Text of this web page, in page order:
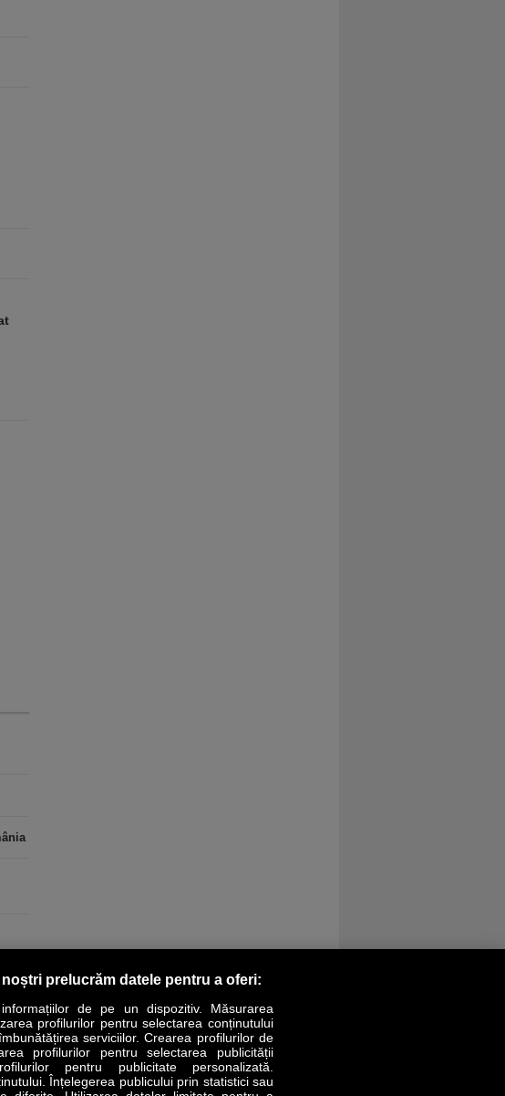
THE CEO LIFESTYLE SPECIAL OPINII
prelucrăm datele pentru a oferi:
de pe un dispozitiv. Măsurarea
profilurilor pentru selectarea conținutului
serviciilor. Crearea profilurilor de
profilurilor pentru selectarea publicității
pentru publicitate personalizată.
Înțelegerea publicului prin statistici sau